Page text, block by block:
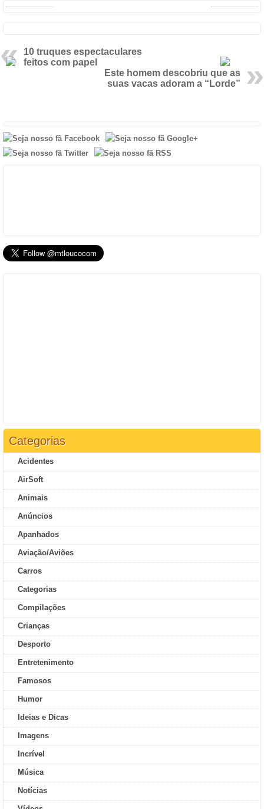
10 truques espectaculares
feitos com papel
Este homem descobriu que as
suas vacas adoram a “Lorde”
Categorias
Acidentes
AirSoft
Animais
Anúncios
Apanhados
Aviação/Aviões
Carros
Categorias
Compilações
Crianças
Desporto
Entretenimento
Famosos
Humor
Ideias e Dicas
Imagens
Incrível
Música
Notícias